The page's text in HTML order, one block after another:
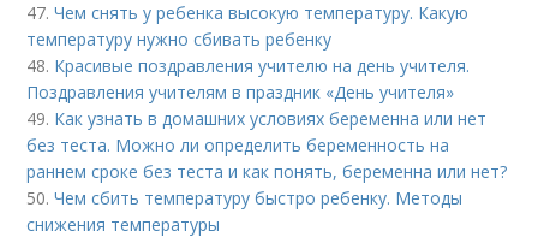
47.Чем снять у ребенка высокую температуру. Какую
температуру нужно сбивать ребенку
48. Красивые поздравления учителю на день учителя.
Поздравления учителям в праздник «День учителя»
49. Как узнать в домашних условиях беременна или нет
без теста. Можно ли определить беременность на
раннем сроке без теста и как понять, беременна или нет?
50.Чем сбить температуру быстро ребенку. Методы
снижения температуры